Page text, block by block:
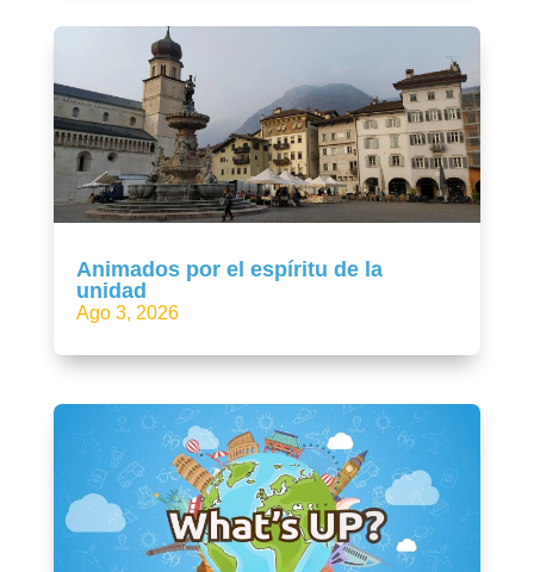
Animados por el espíritu de la
unidad
Ago 3, 2026